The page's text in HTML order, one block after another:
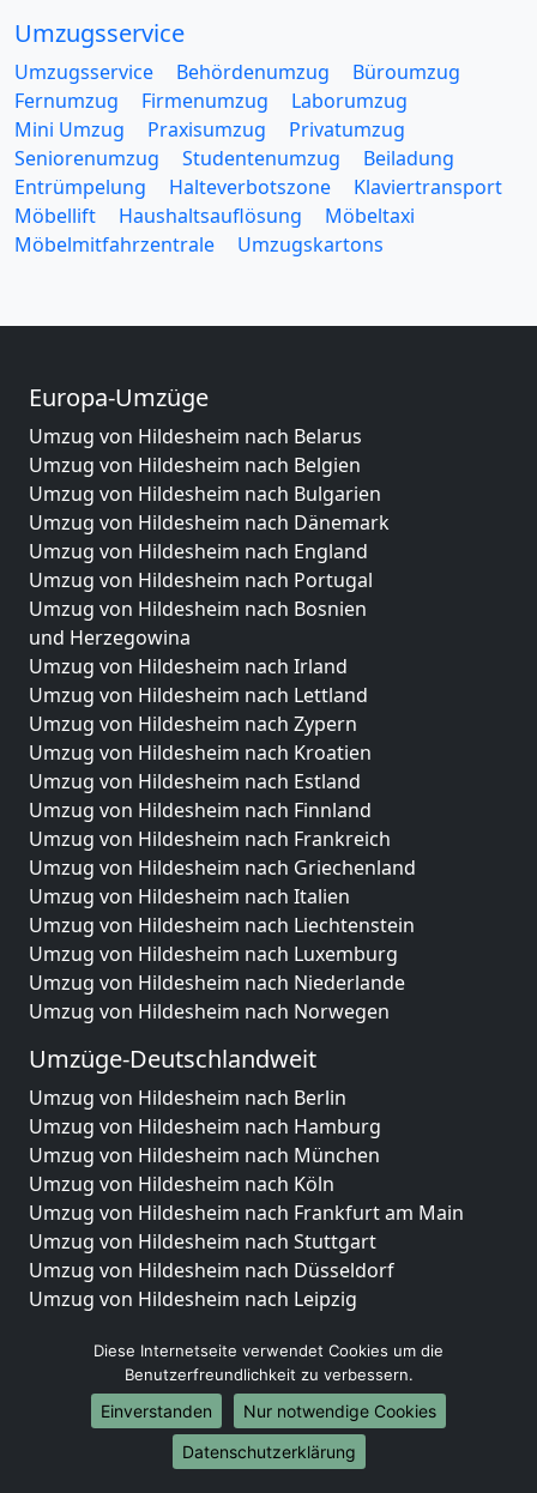
Umzugsservice
Umzugsservice Behördenumzug
Büroumzug
Fernumzug
Firmenumzug
Laborumzug
Mini Umzug
Praxisumzug
Privatumzug
Seniorenumzug
Studentenumzug
Beiladung
Entrümpelung
Halteverbotszone
Klaviertransport
Möbellift
Haushaltsauflösung
Möbeltaxi
Möbelmitfahrzentrale
Umzugskartons
Europa-Umzüge
Umzug von Hildesheim nach Belarus
Umzug von Hildesheim nach Belgien
Umzug von Hildesheim nach Bulgarien
Umzug von Hildesheim nach Dänemark
Umzug von Hildesheim nach England
Umzug von Hildesheim nach Portugal
Umzug von Hildesheim nach Bosnien
und Herzegowina
Umzug von Hildesheim nach Irland
Umzug von Hildesheim nach Lettland
Umzug von Hildesheim nach Zypern
Umzug von Hildesheim nach Kroatien
Umzug von Hildesheim nach Estland
Umzug von Hildesheim nach Finnland
Umzug von Hildesheim nach Frankreich
Umzug von Hildesheim nach Griechenland
Umzug von Hildesheim nach Italien
Umzug von Hildesheim nach Liechtenstein
Umzug von Hildesheim nach Luxemburg
Umzug von Hildesheim nach Niederlande
Umzug von Hildesheim nach Norwegen
Umzüge-Deutschlandweit
Umzug von Hildesheim nach Berlin
Umzug von Hildesheim nach Hamburg
Umzug von Hildesheim nach München
Umzug von Hildesheim nach Köln
Umzug von Hildesheim nach Frankfurt am Main
Umzug von Hildesheim nach Stuttgart
Umzug von Hildesheim nach Düsseldorf
Umzug von Hildesheim nach Leipzig
Umzug von Hildesheim nach Essen
Umzug von Hildesheim nach Bremen
Umzug von Hildesheim nach Dresden
Umzug von Hildesheim nach Hannover
Umzug von Hildesheim nach Nürnberg
Diese Internetseite verwendet Cookies um die
Benutzerfreundlichkeit zu verbessern.
Einverstanden
Nur notwendige Cookies
Datenschutzerklärung